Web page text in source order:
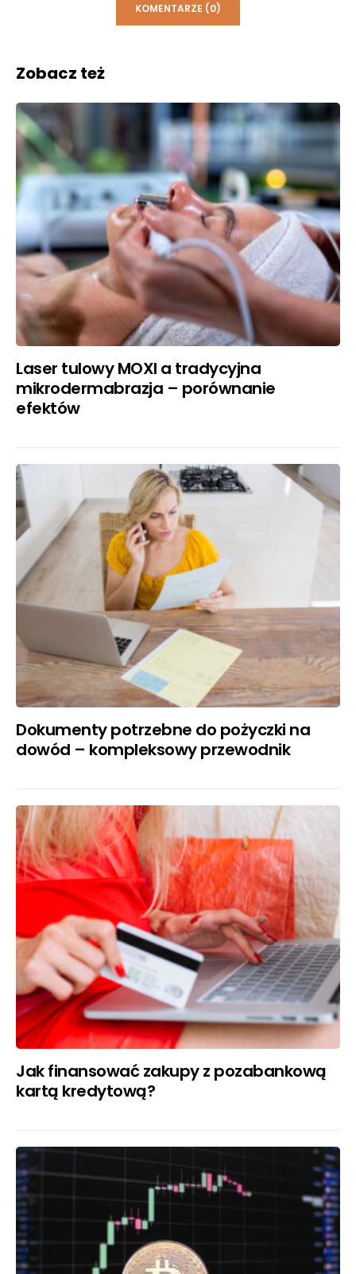
KOMENTARZE (0)
Zobacz też
Laser tulowy MOXI a tradycyjna
mikrodermabrazja – porównanie
efektów
Dokumenty potrzebne do pożyczki na
dowód – kompleksowy przewodnik
Jak finansować zakupy z pozabankową
kartą kredytową?